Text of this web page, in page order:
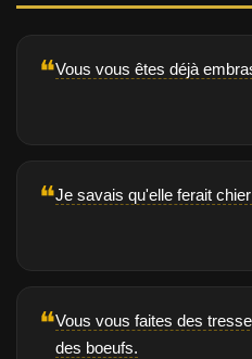
❝Vous vous êtes déjà
❝Je savais qu'elle ferait
❝Vous vous faites des
des boeufs.